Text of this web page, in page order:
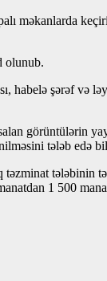
məkanlarda
olunub.
habelə şərəf və
görüntülərin
tələb edə
tələbinin
1 500